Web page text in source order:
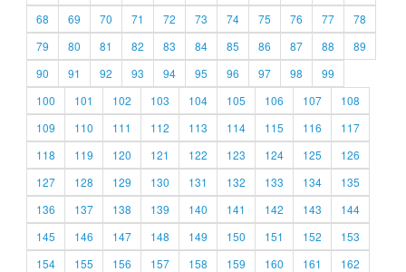
68
69 70 71 72 73 74 75 76 77
78
79
80 81 82 83 84 85 86 87 88
89
90
91 92 93 94 95 96 97 98
99
100
101 102 103 104 105 106 107
108
109
110 111 112 113 114 115 116
117
118
119 120 121 122 123 124 125
126
127
128 129 130 131 132 133 134
135
136
137 138 139 140 141 142 143
144
145
146 147 148 149 150 151 152
153
154
155 156 157 158 159 160 161
162